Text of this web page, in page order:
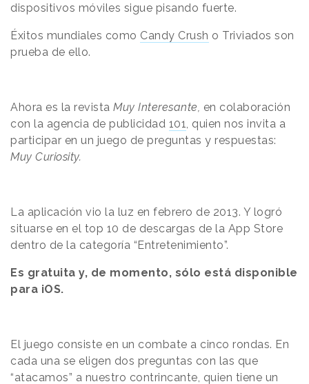
dispositivos móviles sigue pisando fuerte.
Éxitos mundiales como Candy Crush o Triviados son
prueba de ello.
Ahora es la revista Muy Interesante, en colaboración
con la agencia de publicidad 101
, quien nos invita a
participar en un juego de preguntas y respuestas:
Muy Curiosity.
La aplicación vio la luz en febrero de 2013. Y logró
situarse en el top 10 de descargas de la App Store
dentro de la categoría “Entretenimiento”.
Es gratuita y, de momento, sólo está disponible
para iOS.
El juego consiste en un combate a cinco rondas. En
cada una se eligen dos preguntas con las que
“atacamos” a nuestro contrincante, quien tiene un